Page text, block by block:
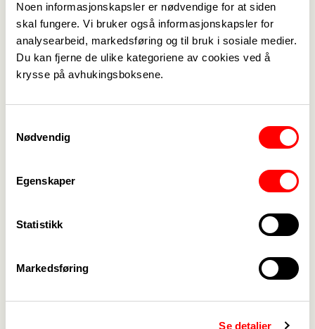
Noen informasjonskapsler er nødvendige for at siden
skal fungere. Vi bruker også informasjonskapsler for
analysearbeid, markedsføring og til bruk i sosiale medier.
Du kan fjerne de ulike kategoriene av cookies ved å
krysse på avhukingsboksene.
Nødvendig
Egenskaper
Statistikk
Markedsføring
Se detaljer
pasientbehov etableres arbeidsgrupper som fram
til sommeren skal se på dagens situasjon for de
respektive områdene, øke den grunnleggende
forståelsen av hva som er gode pasientforløp og i
bør være gode forløp.
Samhandlingsreformen på regjeringen.no